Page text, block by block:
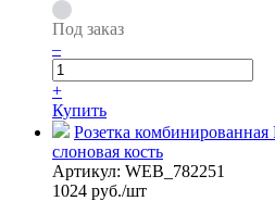
Под заказ
–
+
Купить
Розетка комбинированная
слоновая кость
Артикул: WEB_782251
1024 руб./шт